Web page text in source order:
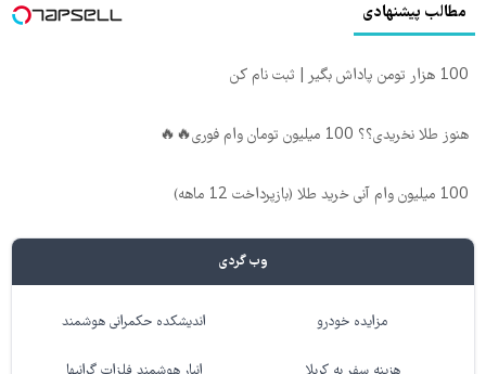
مطالب پیشنهادی
100 هزار تومن پاداش بگیر | ثبت نام کن
هنوز طلا نخریدی؟؟ 100 میلیون تومان وام فوری🔥🔥
100 میلیون وام آنی خرید طلا (بازپرداخت 12 ماهه)
وب گردی
مزایده خودرو اندیشکده حکمرانی هوشمند